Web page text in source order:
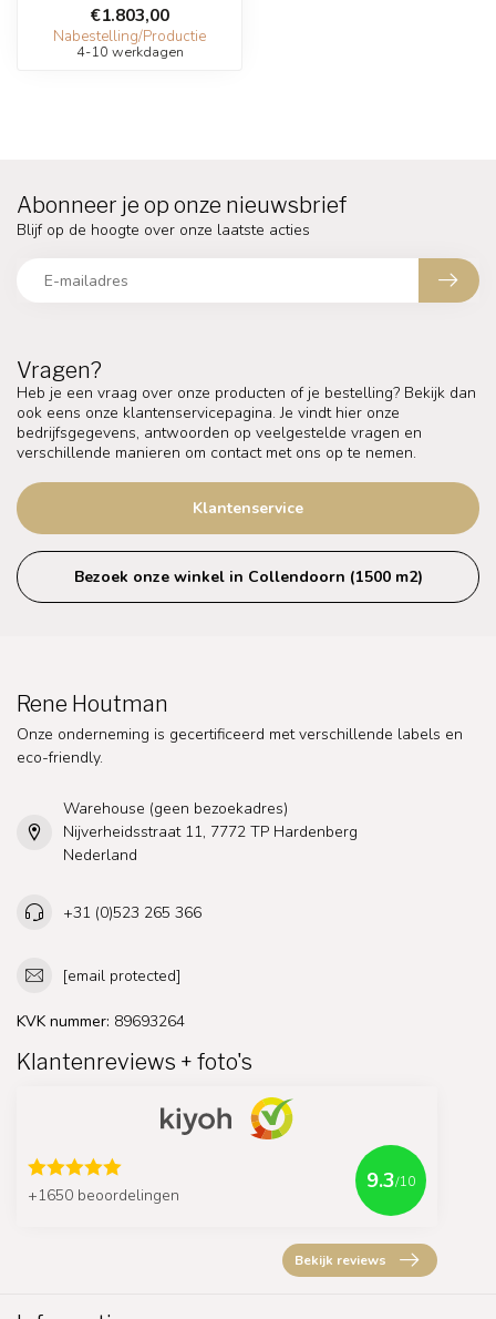
€1.803,00
Nabestelling/Productie
4-10 werkdagen
Vragen?
Heb je een vraag over onze producten of je bestelling? Bekijk dan
ook eens onze klantenservicepagina. Je vindt hier onze
bedrijfsgegevens, antwoorden op veelgestelde vragen en
verschillende manieren om contact met ons op te nemen.
Klantenservice
Bezoek onze winkel in Collendoorn (1500 m2)
Abonneer je op onze nieuwsbrief
Blijf op de hoogte over onze laatste acties
Rene Houtman
Onze onderneming is gecertificeerd met verschillende labels en
eco-friendly.
Warehouse (geen bezoekadres)
Nijverheidsstraat 11, 7772 TP Hardenberg
Nederland
+31 (0)523 265 366
[email protected]
KVK nummer: 89693264
Klantenreviews + foto's
+1650 beoordelingen
9.3/10
Bekijk reviews